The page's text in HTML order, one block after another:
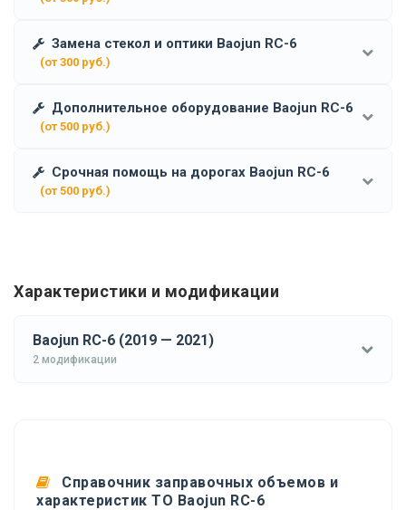
Замена стекол и оптики Baojun RC-6
(от 300 руб.)
Дополнительное оборудование Baojun RC-6
(от 500 руб.)
Срочная помощь на дорогах Baojun RC-6
(от 500 руб.)
Характеристики и модификации
Baojun RC-6 (2019 — 2021)
2 модификации
Справочник заправочных объемов и
характеристик ТО Baojun RC-6